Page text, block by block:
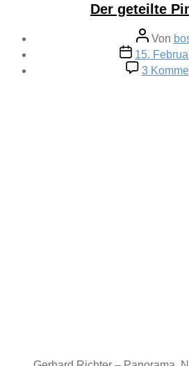
Der geteilte
Von
15.
3